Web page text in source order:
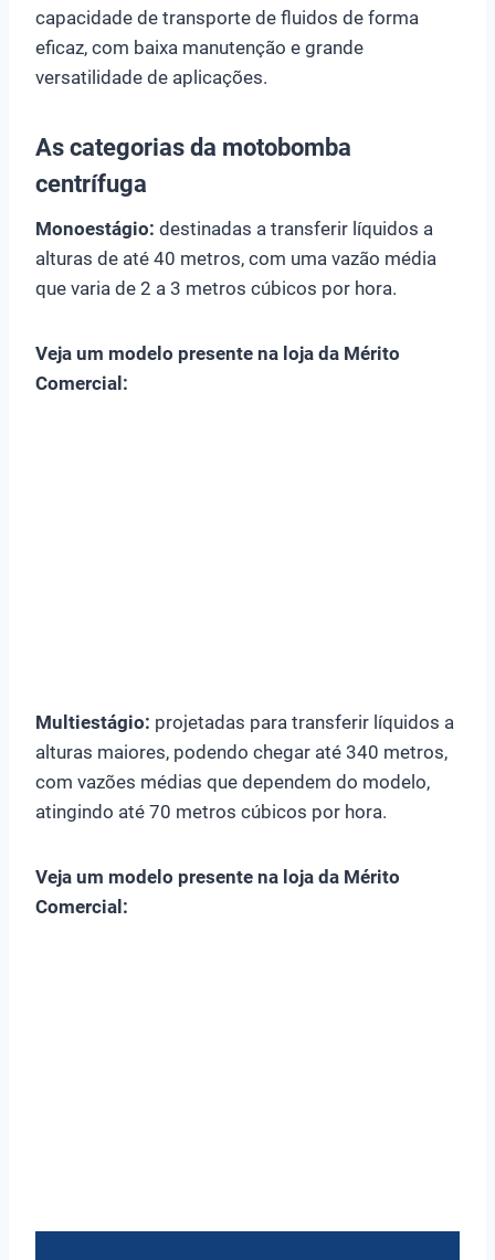
capacidade de transporte de fluidos de forma
eficaz, com baixa manutenção e grande
versatilidade de aplicações.
As categorias da motobomba
centrífuga
Monoestágio: destinadas a transferir líquidos a
alturas de até 40 metros, com uma vazão média
que varia de 2 a 3 metros cúbicos por hora.
Veja um modelo presente na loja da Mérito
Comercial:
Multiestágio: projetadas para transferir líquidos a
alturas maiores, podendo chegar até 340 metros,
com vazões médias que dependem do modelo,
atingindo até 70 metros cúbicos por hora.
Veja um modelo presente na loja da Mérito
Comercial: